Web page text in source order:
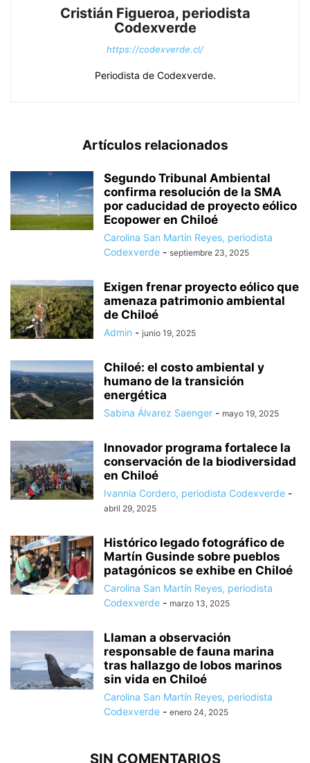
Cristián Figueroa, periodista
Codexverde
https://codexverde.cl/
Periodista de Codexverde.
Artículos relacionados
Segundo Tribunal Ambiental
confirma resolución de la SMA
por caducidad de proyecto eólico
Ecopower en Chiloé
Carolina San Martín Reyes, periodista
Codexverde - septiembre 23, 2025
Exigen frenar proyecto eólico que
amenaza patrimonio ambiental
de Chiloé
Admin - junio 19, 2025
Chiloé: el costo ambiental y
humano de la transición
energética
Sabina Álvarez Saenger - mayo 19, 2025
Innovador programa fortalece la
conservación de la biodiversidad
en Chiloé
Ivannia Cordero, periodista Codexverde -
abril 29, 2025
Histórico legado fotográfico de
Martín Gusinde sobre pueblos
patagónicos se exhibe en Chiloé
Carolina San Martín Reyes, periodista
Codexverde - marzo 13, 2025
Llaman a observación
responsable de fauna marina
tras hallazgo de lobos marinos
sin vida en Chiloé
Carolina San Martín Reyes, periodista
Codexverde - enero 24, 2025
SIN COMENTARIOS